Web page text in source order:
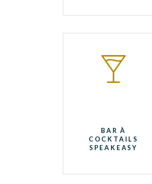
BAR À
COCKTAILS
SPEAKEASY